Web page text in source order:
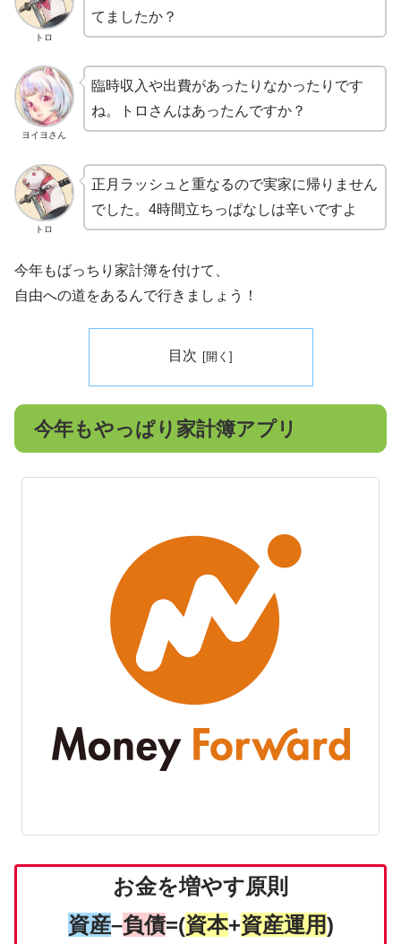
トロ
てましたか？
ヨイヨさん
臨時収入や出費があったりなかったりです
ね。トロさんはあったんですか？
トロ
正月ラッシュと重なるので実家に帰りません
でした。4時間立ちっぱなしは辛いですよ
今年もばっちり家計簿を付けて、
自由への道をあるんで行きましょう！
目次
今年もやっぱり家計簿アプリ
お金を増やす原則
資産–負債=(資本+資産運用)